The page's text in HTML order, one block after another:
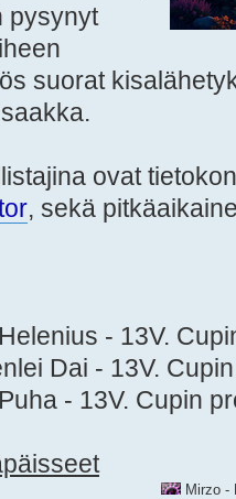
pysynyt
suorat
ovat
, sekä
- 13V.
Dai - 13V.
- 13V. Cupin
Mirzo -